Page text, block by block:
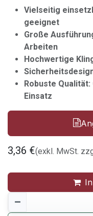
Vielseitig
geeignet
Große
Arbeiten
Hochwertige
Robuste
Einsatz
3,36 €(exkl. MwSt.